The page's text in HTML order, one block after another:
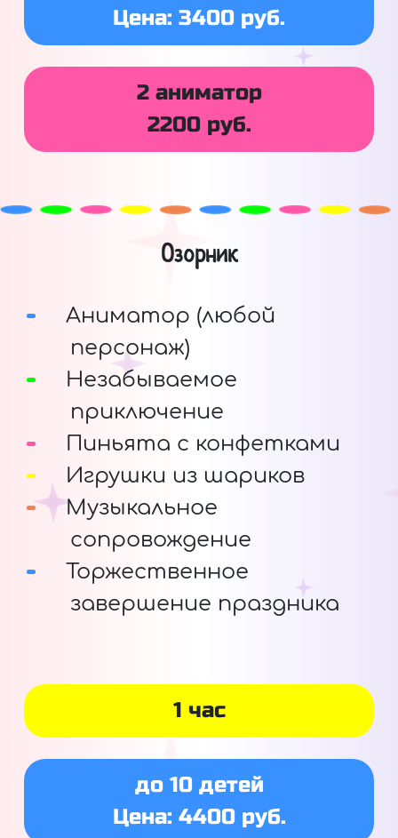
Цена: 3400 руб.
2 аниматор
2200 руб.
Озорник
Аниматор (любой
персонаж)
Незабываемое
приключение
Пиньята с конфетками
Игрушки из шариков
Музыкальное
сопровождение
Торжественное
завершение праздника
1 час
до 10 детей
Цена: 4400 руб.